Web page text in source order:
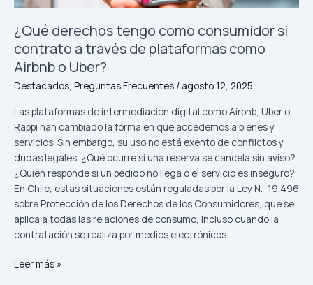
¿Qué derechos tengo como consumidor si
contrato a través de plataformas como
Airbnb o Uber?
Destacados, Preguntas Frecuentes / agosto 12, 2025
Las plataformas de intermediación digital como Airbnb, Uber o
Rappi han cambiado la forma en que accedemos a bienes y
servicios. Sin embargo, su uso no está exento de conflictos y
dudas legales. ¿Qué ocurre si una reserva se cancela sin aviso?
¿Quién responde si un pedido no llega o el servicio es inseguro?
En Chile, estas situaciones están reguladas por la Ley N.º 19.496
sobre Protección de los Derechos de los Consumidores, que se
aplica a todas las relaciones de consumo, incluso cuando la
contratación se realiza por medios electrónicos.
través
de
plataformas
como
Airbnb
o
Leer más »